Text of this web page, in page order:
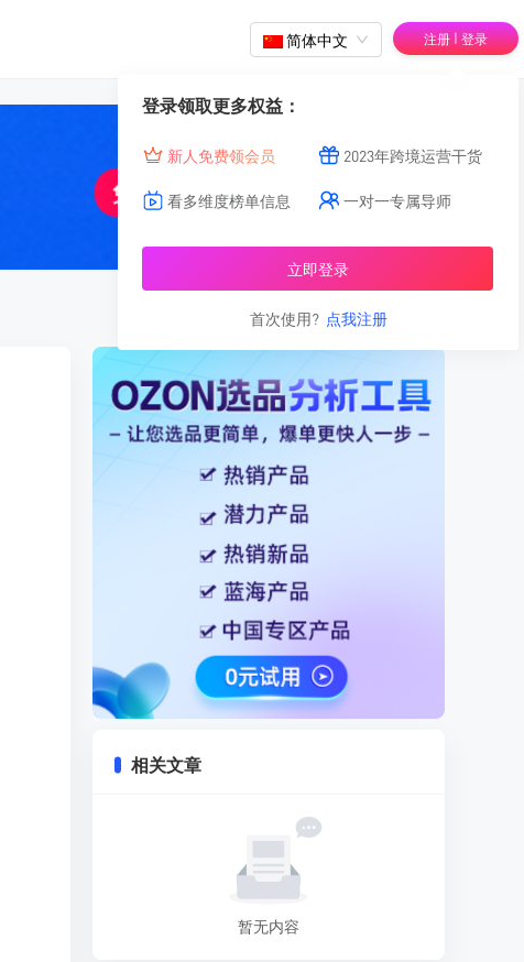
简体中文 注册 | 登录
登录领取更多权益：
新人免费领会员 2023年跨境运营干货
看多维度榜单信息 一对一专属导师
立即登录
首次使用? 点我注册
相关文章
暂无内容